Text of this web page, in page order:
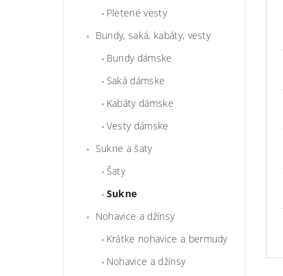
Pletené vesty
Bundy, saká, kabáty, vesty
Bundy dámske
Saká dámske
Kabáty dámske
Vesty dámske
Sukne a šaty
Šaty
Sukne
Nohavice a džínsy
Krátke nohavice a bermudy
Nohavice a džínsy